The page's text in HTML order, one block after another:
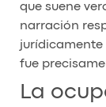
que suene
narración
jurídicamente
fue
La